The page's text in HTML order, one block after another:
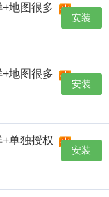
地图很多
安装
地图很多
安装
单独授权
安装